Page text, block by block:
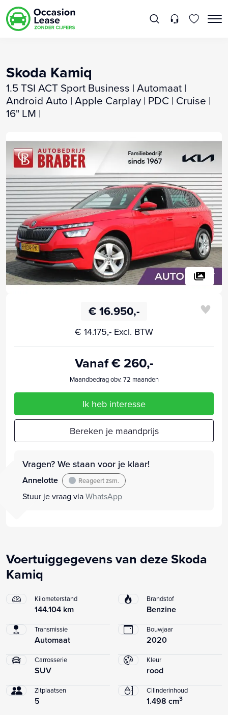
Skoda Kamiq
1.5 TSI ACT Sport Business | Automaat |
Android Auto | Apple Carplay | PDC | Cruise |
16" LM |
€ 16.950,-
€ 14.175,- Excl. BTW
Vanaf € 260,-
Maandbedrag obv. 72 maanden
Ik heb interesse
Bereken je maandprijs
Vragen? We staan voor je klaar!
Annelotte Reageert zsm.
Stuur je vraag viaWhatsApp
Voertuiggegevens van deze Skoda
Kamiq
Kilometerstand
144.104 km
Brandstof
Benzine
Transmissie
Automaat
Bouwjaar
2020
Carrosserie
SUV
Kleur
rood
Zitplaatsen
5
Cilinderinhoud
1.498 cm3